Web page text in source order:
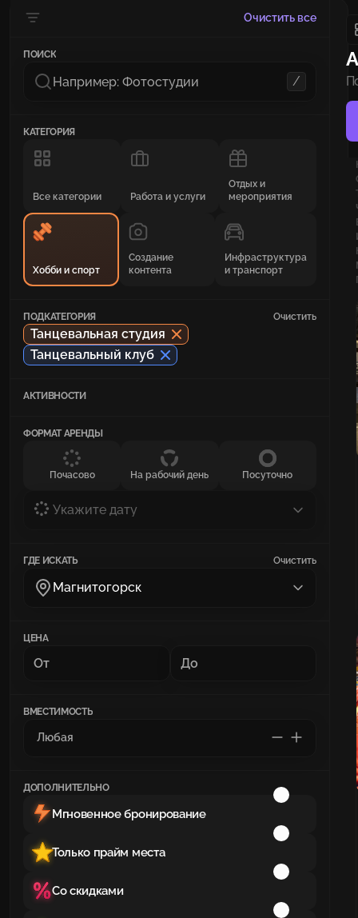
Очистить все
ПОИСК
/
КАТЕГОРИЯ
Все категории Работа и услуги
Отдых и
мероприятия
Хобби и спорт
Создание
контента
Инфраструктура
и транспорт
ПОДКАТЕГОРИЯ Очистить
Танцевальная студия
Танцевальный клуб
АКТИВНОСТИ
ФОРМАТ АРЕНДЫ
Почасово На рабочий день Посуточно
Укажите дату
ГДЕ ИСКАТЬ Очистить
Магнитогорск
ЦЕНА
ВМЕСТИМОСТЬ
ДОПОЛНИТЕЛЬНО
Мгновенное бронирование
Только прайм места
Со скидками